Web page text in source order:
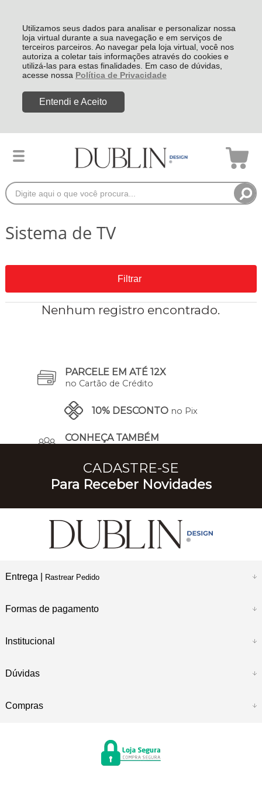
Utilizamos seus dados para analisar e personalizar nossa
loja virtual durante a sua navegação e em serviços de
terceiros parceiros. Ao navegar pela loja virtual, você nos
autoriza a coletar tais informações através do cookies e
utilizá-las para estas finalidades. Em caso de dúvidas,
acesse nossa Política de Privacidade
Entendi e Aceito
Sistema de TV
Filtrar
Nenhum registro encontrado.
PARCELE EM ATÉ 12X
no Cartão de Crédito
10% DESCONTO no Pix
CONHEÇA TAMBÉM
CADASTRE-SE
Para Receber Novidades
Entrega | Rastrear Pedido
Formas de pagamento
Institucional
Dúvidas
Compras